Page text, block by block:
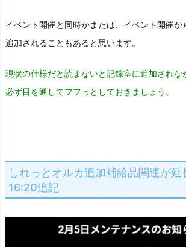
イベント開催と同時かまたは、イベント開催か
追加されることもあると思います。
現状の仕様だと読まないと記録室に追加されな
必ず目を通してフフっとしておきましょう。
しれっとオルカ追加補給品関連が
16:20追記